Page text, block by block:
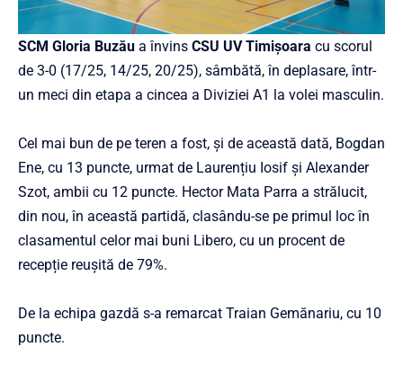
SCM Gloria Buzău a învins CSU UV Timișoara cu scorul
de 3-0 (17/25, 14/25, 20/25), sâmbătă, în deplasare, într-
un meci din etapa a cincea a Diviziei A1 la volei masculin.
Cel mai bun de pe teren a fost, și de această dată, Bogdan
Ene, cu 13 puncte, urmat de Laurențiu Iosif și Alexander
Szot, ambii cu 12 puncte. Hector Mata Parra a strălucit,
din nou, în această partidă, clasându-se pe primul loc în
clasamentul celor mai buni Libero, cu un procent de
recepție reușită de 79%.
De la echipa gazdă s-a remarcat Traian Gemănariu, cu 10
puncte.